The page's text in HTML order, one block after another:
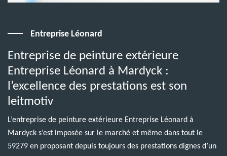
Entreprise Léonard
Entreprise de peinture extérieure
Entreprise Léonard à Mardyck :
l’excellence des prestations est son
leitmotiv
L’entreprise de peinture extérieure Entreprise Léonard à
Mardyck s’est imposée sur le marché et même dans tout le
59279 en proposant depuis toujours des prestations dignes d’un